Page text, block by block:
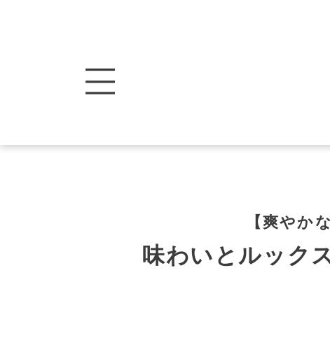
【爽やか
味わいとルック